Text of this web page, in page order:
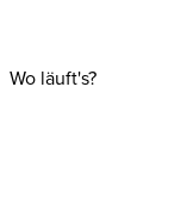
Wo läuft's?